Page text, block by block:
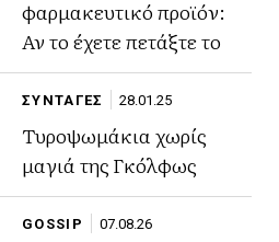
φαρμακευτικό προϊόν:
Αν το έχετε πετάξτε το
ΣΥΝΤΑΓΕΣ 28.01.25
Τυροψωμάκια χωρίς
μαγιά της Γκόλφως
GOSSIP 07.08.26